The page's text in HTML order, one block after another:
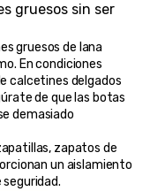
gruesos sin ser
gruesos de lana
En condiciones
calcetines delgados
de que las botas
demasiado
zapatos de
un aislamiento